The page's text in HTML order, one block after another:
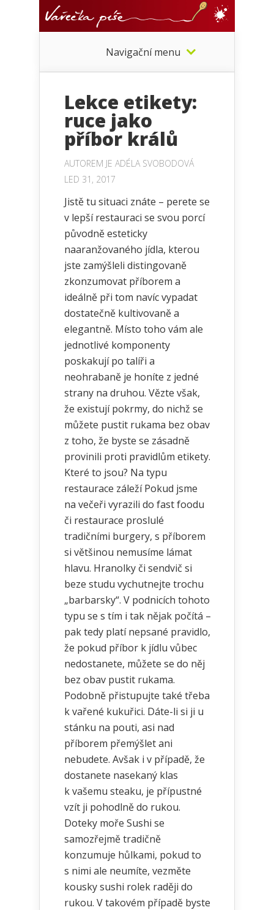
Navigační menu
Lekce etikety:
ruce jako
příbor králů
AUTOREM JE ADÉLA SVOBODOVÁ
LED 31, 2017
Jistě tu situaci znáte – perete se
v lepší restauraci se svou porcí
původně esteticky
naaranžovaného jídla, kterou
jste zamýšleli distingovaně
zkonzumovat příborem a
ideálně při tom navíc vypadat
dostatečně kultivovaně a
elegantně. Místo toho vám ale
jednotlivé komponenty
poskakují po talíři a
neohrabaně je honíte z jedné
strany na druhou. Vězte však,
že existují pokrmy, do nichž se
můžete pustit rukama bez obav
z toho, že byste se zásadně
provinili proti pravidlům etikety.
Které to jsou? Na typu
restaurace záleží Pokud jsme
na večeři vyrazili do fast foodu
či restaurace proslulé
tradičními burgery, s příborem
si většinou nemusíme lámat
hlavu. Hranolky či sendvič si
beze studu vychutnejte trochu
„barbarsky“. V podnicích tohoto
typu se s tím i tak nějak počítá –
pak tedy platí nepsané pravidlo,
že pokud příbor k jídlu vůbec
nedostanete, můžete se do něj
bez obav pustit rukama.
Podobně přistupujte také třeba
k vařené kukuřici. Dáte-li si ji u
stánku na pouti, asi nad
příborem přemýšlet ani
nebudete. Avšak i v případě, že
dostanete nasekaný klas
k vašemu steaku, je přípustné
vzít ji pohodlně do rukou.
Doteky moře Sushi se
samozřejmě tradičně
konzumuje hůlkami, pokud to
s nimi ale neumíte, vezměte
kousky sushi rolek raději do
rukou. V takovém případě byste